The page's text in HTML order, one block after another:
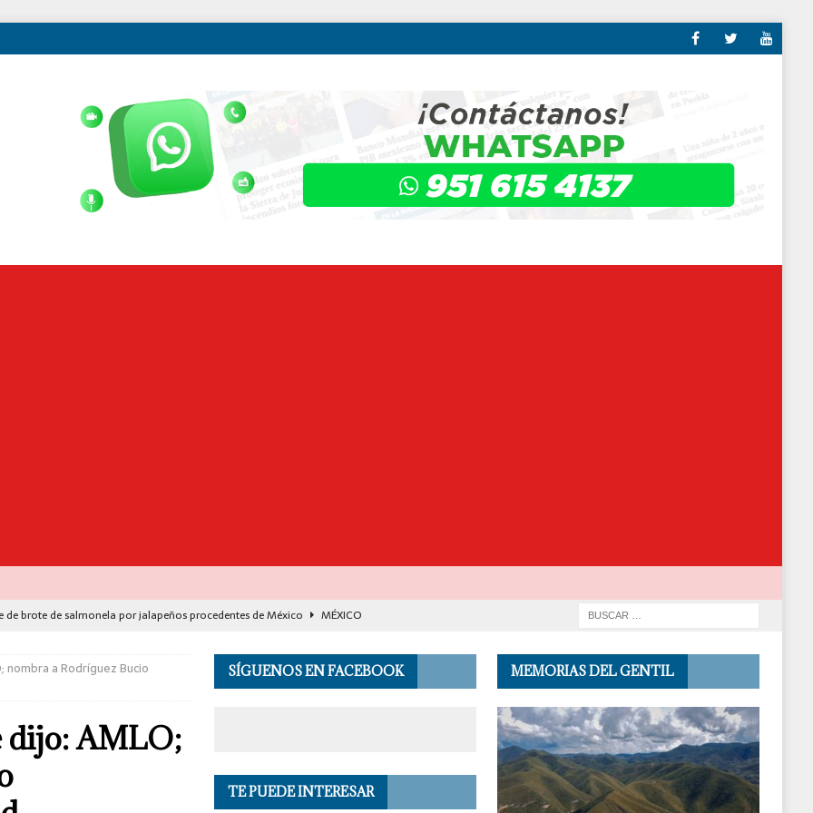
de brote de salmonela por jalapeños procedentes de México
MÉXICO
de Seguridad se suma a investigación por asesinato en vivo del influencer
en los Andes de Perú deja un herido, según reporte de autoridades
EL
nombra a Rodríguez Bucio
dijo: AMLO;
SÍGUENOS EN FACEBOOK
TE PUEDE INTERESAR
MEMORIAS DEL GENTIL